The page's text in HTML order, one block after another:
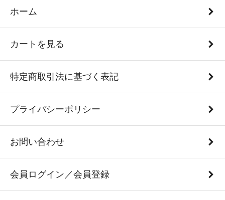
ホーム
カートを見る
特定商取引法に基づく表記
プライバシーポリシー
お問い合わせ
会員ログイン／会員登録